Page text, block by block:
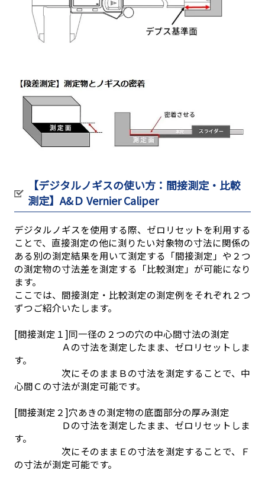
【デジタルノギスの使い方：間接測定・比較
測定】A&Ｄ Vernier Caliper
デジタルノギスを使用する際、ゼロリセットを利用する
ことで、直接測定の他に測りたい対象物の寸法に関係の
ある別の測定結果を用いて測定する「間接測定」や２つ
の測定物の寸法差を測定する「比較測定」が可能になり
ます。
ここでは、間接測定・比較測定の測定例をそれぞれ２つ
ずつご紹介いたします。
[間接測定１]同一径の２つの穴の中心間寸法の測定
Ａの寸法を測定したまま、ゼロリセットしま
す。
次にそのままＢの寸法を測定することで、中
心間Ｃの寸法が測定可能です。
[間接測定２]穴あきの測定物の底面部分の厚み測定
Ｄの寸法を測定したまま、ゼロリセットしま
す。
次にそのままＥの寸法を測定することで、Ｆ
の寸法が測定可能です。